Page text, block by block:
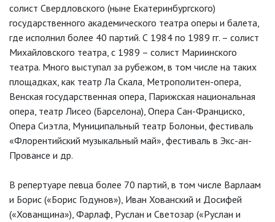
солист Свердловского (ныне Екатеринбургского)
государственного академического театра оперы и балета,
где исполнил более 40 партий. С 1984 по 1989 гг. – солист
Михайловского театра, с 1989 – солист Мариинского
театра. Много выступал за рубежом, в том числе на таких
площадках, как театр Ла Скала, Метрополитен-опера,
Венская государственная опера, Парижская национальная
опера, театр Лисео (Барселона), Опера Сан-Франциско,
Опера Сиэтла, Муниципальный театр Болоньи, фестиваль
«Флорентийский музыкальный май», фестиваль в Экс-ан-
Провансе и др.
В репертуаре певца более 70 партий, в том числе Варлаам
и Борис («Борис Годунов»), Иван Хованский и Досифей
(«Хованщина»), Фарлаф, Руслан и Светозар («Руслан и